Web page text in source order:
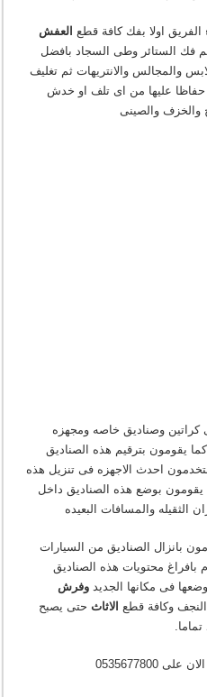
اولا بفك كافة قطع العفش
فك الستائر وطى السجاد بافضل
والمجالس والانتريهات ثم تغليف
حفاظا عليها من اى تلف او خدش
والخزف والصينى
وصناديق خاصه ومجهزه
يقومون بترقيم هذه الصناديق
احدث الاجهزه فى تنزيل هذه
يقومون بوضع هذه الصناديق داخل
الثقيله والمسافات البعيده
بانزال الصناديق من السيارات
بافراغ محتويات هذه الصناديق
فى مكانها الجديدوفرش
وكافة قطع الاثاث حتى يصبح
0535677800